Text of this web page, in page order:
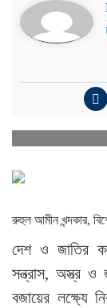
রুহুল আমীন খন্দকার,
দেশ ও জাতির
সন্ত্রাস, অস্ত্র ও
বজায়ের লক্ষ্যে